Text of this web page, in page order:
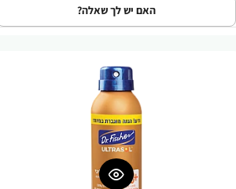
האם יש לך שאלה?